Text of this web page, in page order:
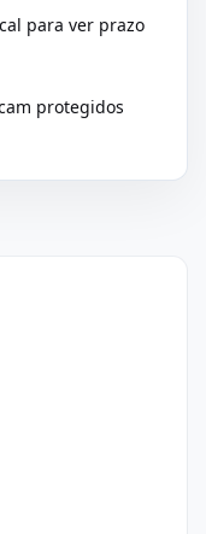
para ver prazo
protegidos